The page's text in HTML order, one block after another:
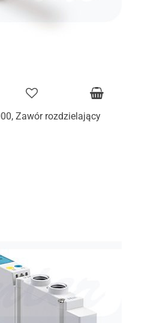
Zawór rozdzielający